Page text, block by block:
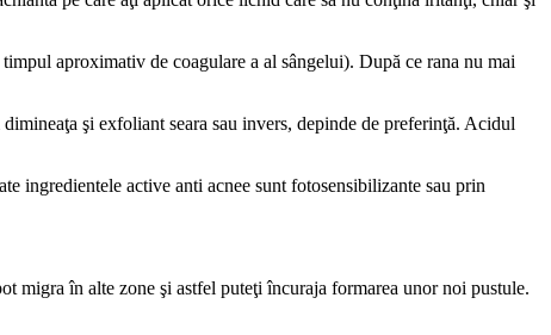
aproximativ de coagulare a al sângelui). După ce rana nu mai
şi exfoliant seara sau invers, depinde de preferinţă. Acidul
ingredientele active anti acnee sunt fotosensibilizante sau prin
migra în alte zone şi astfel puteţi încuraja formarea unor noi pustule.